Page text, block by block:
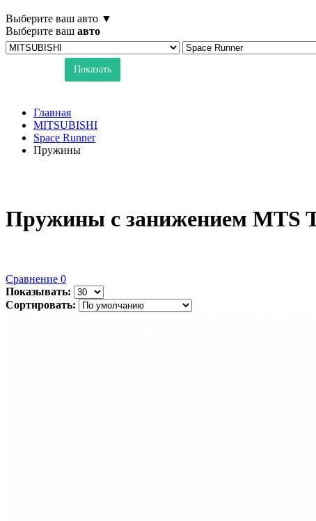
Выберите ваш авто ▼
Выберите ваш авто
Показать
Главная
MITSUBISHI
Space Runner
Пружины
Пружины с занижением MTS
Сравнение 0
Показывать:
Сортировать: